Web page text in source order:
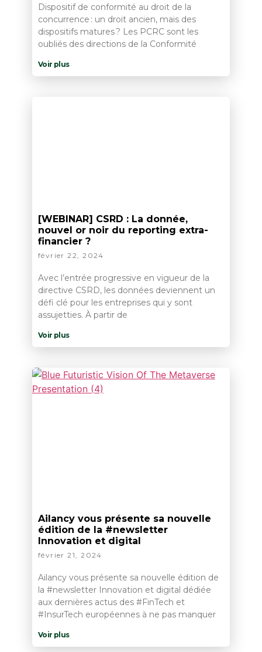
Dispositif de conformité au droit de la
concurrence : un droit ancien, mais des
dispositifs matures ? Les PCRC sont les
oubliés des directions de la Conformité
Voir plus
[WEBINAR] CSRD : La donnée,
nouvel or noir du reporting extra-
financier ?
février 22, 2024
Avec l’entrée progressive en vigueur de la
directive CSRD, les données deviennent un
défi clé pour les entreprises qui y sont
assujetties. À partir de
Voir plus
Ailancy vous présente sa nouvelle
édition de la #newsletter
Innovation et digital
février 21, 2024
Ailancy vous présente sa nouvelle édition de
la #newsletter Innovation et digital dédiée
aux dernières actus des #FinTech et
#InsurTech européennes à ne pas manquer
Voir plus